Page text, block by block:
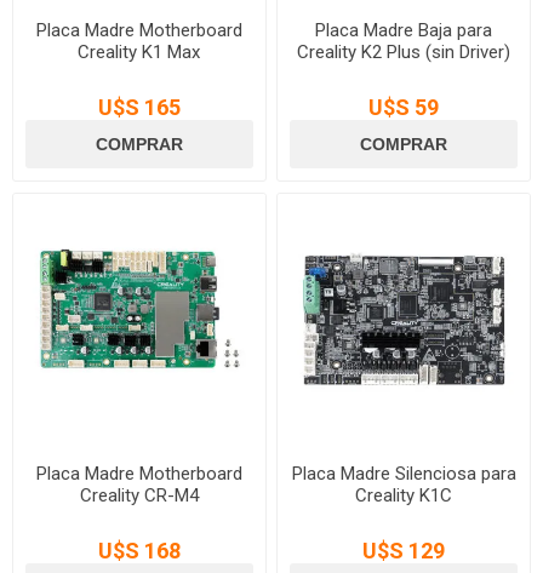
Placa Madre Motherboard
Creality K1 Max
U$S 165
Placa Madre Baja para
Creality K2 Plus (sin Driver)
U$S 59
Placa Madre Motherboard
Creality CR-M4
U$S 168
Placa Madre Silenciosa para
Creality K1C
U$S 129